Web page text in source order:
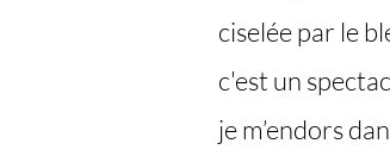
ciselée par le
c'est un
je m’endors